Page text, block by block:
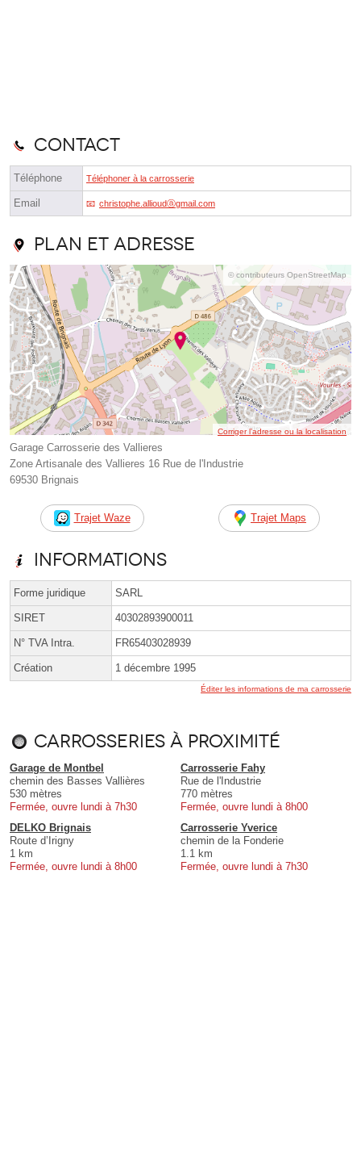
Contact
Téléphone Téléphoner à la carrosserie
Email christophe.allioudⓐgmail.com
Plan et adresse
© contributeurs OpenStreetMap
Corriger l’adresse ou la localisation
Garage Carrosserie des Vallieres
Zone Artisanale des Vallieres 16 Rue de l'Industrie
69530 Brignais
Trajet Waze Trajet Maps
Informations
Forme juridique SARL
SIRET 40302893900011
N° TVA Intra. FR65403028939
Création 1 décembre 1995
Éditer les informations de ma carrosserie
Carrosseries à proximité
Garage de Montbel
chemin des Basses Vallières
530 mètres
Fermée, ouvre lundi à 7h30
Carrosserie Fahy
Rue de l'Industrie
770 mètres
Fermée, ouvre lundi à 8h00
DELKO Brignais
Route d’Irigny
1 km
Fermée, ouvre lundi à 8h00
Carrosserie Yverice
chemin de la Fonderie
1.1 km
Fermée, ouvre lundi à 7h30